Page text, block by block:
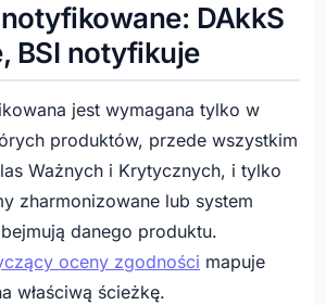
DAkkS
BSI notyfikuje
jest wymagana tylko w
produktów, przede wszystkim
Ważnych i Krytycznych, i tylko
zharmonizowane lub system
danego produktu.
oceny zgodności mapuje
właściwą ścieżkę.